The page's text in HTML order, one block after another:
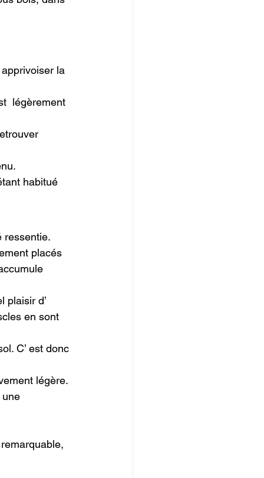
la
légèrement
habitué
ressentie.
placés
plaisir d’
en sont
C’ est donc
légère.
une